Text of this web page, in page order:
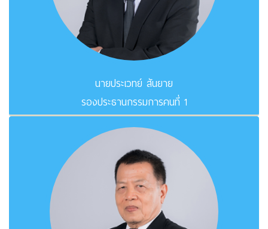
นายประเวทย์ สันยาย
รองประธานกรรมการคนที่ 1